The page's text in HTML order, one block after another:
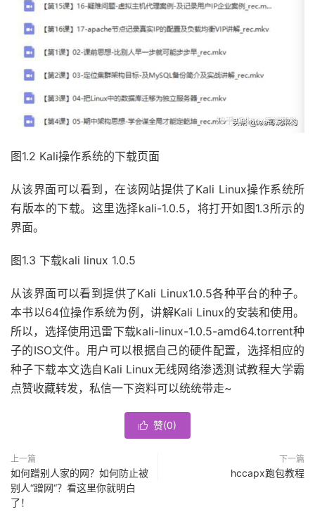
图1.2 Kali操作系统的下载页面
从该界面可以看到，在该网站提供了Kali Linux操作系统所
有版本的下载。这里选择kali-1.0.5，将打开如图1.3所示的
界面。
图1.3 下载kali linux 1.0.5
从该界面可以看到提供了Kali Linux1.0.5各种平台的种子。
本书以64位操作系统为例，讲解Kali Linux的安装和使用。
所以，选择使用迅雷下载kali-linux-1.0.5-amd64.torrent种
子的ISO文件。用户可以根据自己的硬件配置，选择相应的
种子下载本文选自Kali Linux无线网络渗透测试教程大学霸
点赞收藏转发，私信一下资料可以统统带走~
 赞(0)
上一篇
如何蹭别人家的网？如何防止被
别人“蹭网“？看这里你就明白
了！
下一篇
hccapx跑包教程